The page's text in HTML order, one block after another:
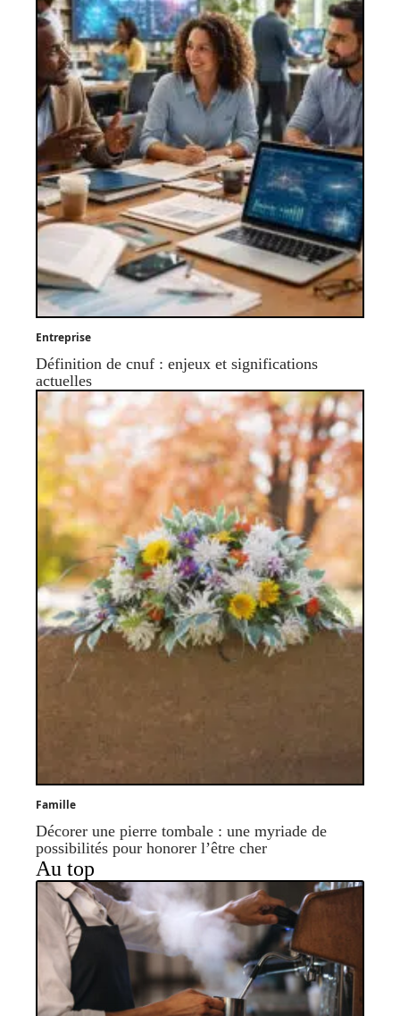
Entreprise
Définition de cnuf : enjeux et significations
actuelles
Famille
Décorer une pierre tombale : une myriade de
possibilités pour honorer l’être cher
Au top